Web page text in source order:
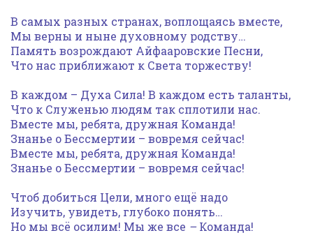
В самых разных странах, воплощаясь вместе,
Мы верны и ныне духовному родству…
Память возрождают Айфааровские Песни,
Что нас приближают к Света торжеству!
В каждом – Духа Сила! В каждом есть таланты,
Что к Служенью людям так сплотили нас.
Вместе мы, ребята, дружная Команда!
Знанье о Бессмертии – вовремя сейчас!
Вместе мы, ребята, дружная Команда!
Знанье о Бессмертии – вовремя сейчас!
Чтоб добиться Цели, много ещё надо
Изучить, увидеть, глубоко понять…
Но мы всё осилим! Мы же все – Команда!